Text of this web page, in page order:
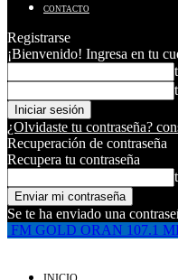
CONTACTO
Registrarse
¡Bienvenido! Ingresa en tu
¿Olvidaste tu contraseña?
Recuperación de contraseña
Recupera tu contraseña
Se te ha enviado una
FM GOLD ORAN 107.1